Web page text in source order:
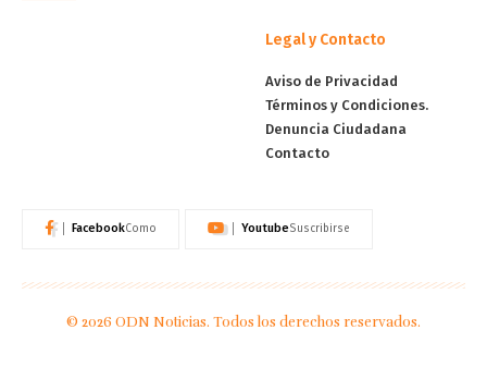
Legal y Contacto
Aviso de Privacidad
Términos y Condiciones.
Denuncia Ciudadana
Contacto
FacebookComo YoutubeSuscribirse
© 2026 ODN Noticias. Todos los derechos reservados.